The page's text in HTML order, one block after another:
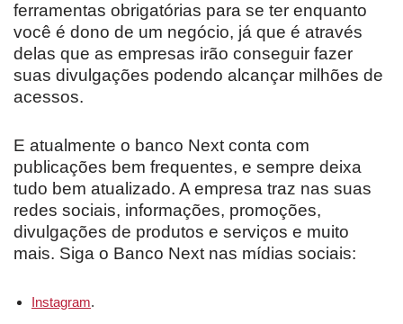
ferramentas obrigatórias para se ter enquanto
você é dono de um negócio, já que é através
delas que as empresas irão conseguir fazer
suas divulgações podendo alcançar milhões de
acessos.
E atualmente o banco Next conta com
publicações bem frequentes, e sempre deixa
tudo bem atualizado. A empresa traz nas suas
redes sociais, informações, promoções,
divulgações de produtos e serviços e muito
mais. Siga o Banco Next nas mídias sociais:
Instagram.